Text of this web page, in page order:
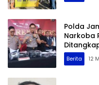
Polda
Narkoba
Berita 12